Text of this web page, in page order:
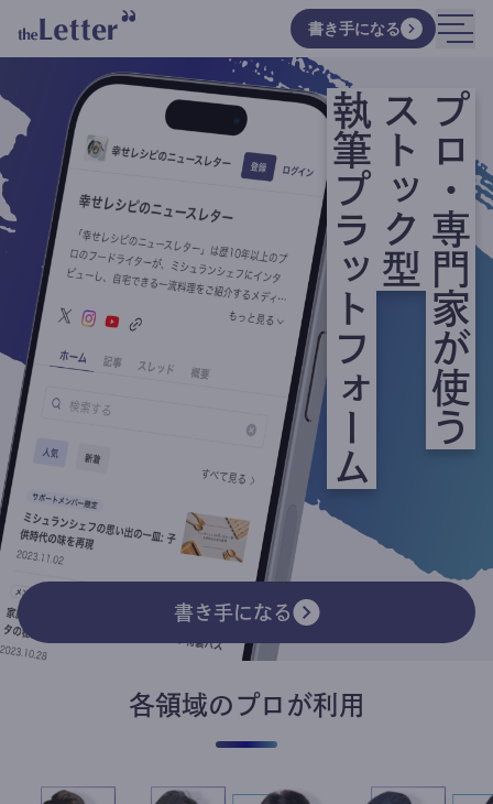
書き手になる
プロ・専門家が使う
ストック型
執筆プラットフォーム
書き手になる
各領域のプロが利用